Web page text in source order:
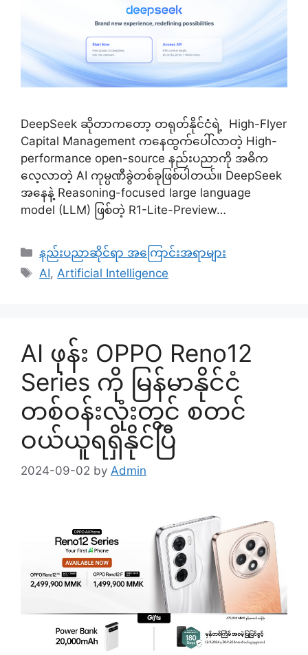
DeepSeek ဆိုတာကတော့ တရုတ်နိုင်ငံရဲ့ High-Flyer
Capital Management ကနေထွက်ပေါ်လာတဲ့ High-
performance open-source နည်းပညာကို အဓိက
လေ့လာတဲ့ AI ကုမ္ပဏီခွဲတစ်ခုဖြစ်ပါတယ်။ DeepSeek
အနေနဲ့ Reasoning-focused large language
model (LLM) ဖြစ်တဲ့ R1-Lite-Preview…
Categories
နည်းပညာဆိုင်ရာ အကြောင်းအရာများ
Tags
AI,Artificial Intelligence
AI ဖုန်း OPPO Reno12
Series ကို မြန်မာနိုင်ငံ
တစ်ဝန်းလုံးတွင် စတင်
ဝယ်ယူရရှိနိုင်ပြီ
2024-09-02 by Admin